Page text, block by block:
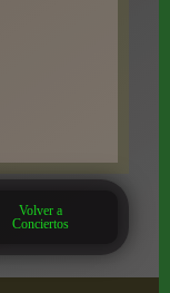
Volver a
Conciertos